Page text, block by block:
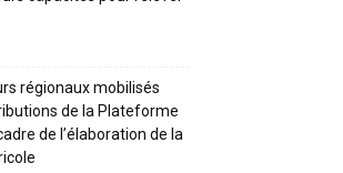
régionaux mobilisés
de la Plateforme
de l’élaboration de la